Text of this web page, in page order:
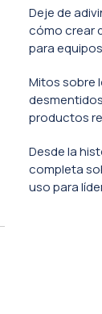
Deje de
cómo crear
para
Mitos sobre
productos
Desde la
completa
uso para